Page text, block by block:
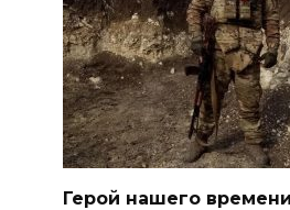
Герой нашего